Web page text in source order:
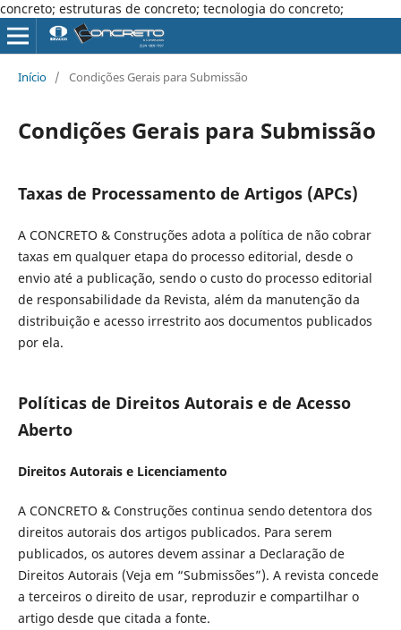
concreto; estruturas de concreto; tecnologia do concreto;
Início / Condições Gerais para Submissão
Condições Gerais para Submissão
Taxas de Processamento de Artigos (APCs)
A CONCRETO & Construções adota a política de não cobrar
taxas em qualquer etapa do processo editorial, desde o
envio até a publicação, sendo o custo do processo editorial
de responsabilidade da Revista, além da manutenção da
distribuição e acesso irrestrito aos documentos publicados
por ela.
Políticas de Direitos Autorais e de Acesso
Aberto
Direitos Autorais e Licenciamento
A CONCRETO & Construções continua sendo detentora dos
direitos autorais dos artigos publicados. Para serem
publicados, os autores devem assinar a Declaração de
Direitos Autorais (Veja em “Submissões”). A revista concede
a terceiros o direito de usar, reproduzir e compartilhar o
artigo desde que citada a fonte.